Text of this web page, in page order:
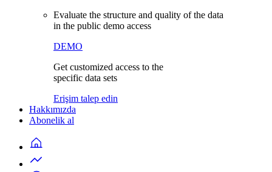
Evaluate the structure and quality of the data
in the public demo access
DEMO
Get customized access to the
specific data sets
Erişim talep edin
Hakkımızda
Abonelik al